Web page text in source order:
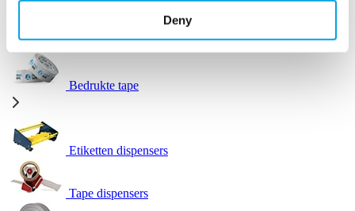
Deny
Automatische tape dispensers
Bedrukte tape
Etiketten dispensers
Tape dispensers